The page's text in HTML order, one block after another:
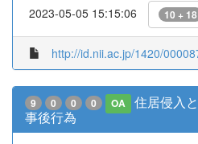
2023-05-05 15:15:06 10 + 18
http://id.nii.ac.jp/1420/
9 0 0 0 OA
住居侵入
事後行為